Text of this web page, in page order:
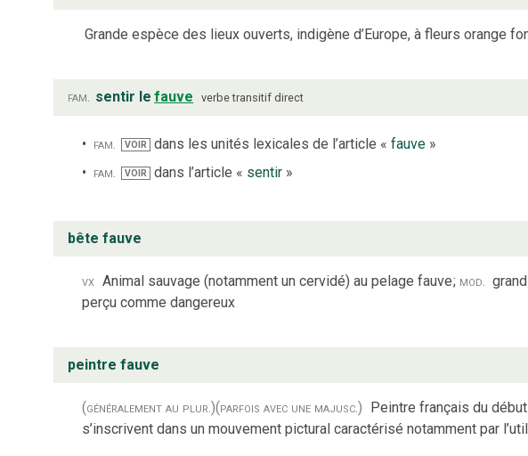
Grande espèce des lieux ouverts, indigène d’Europe, à fleurs orange
fam. sentir le fauve verbe transitif direct
fam. VOIR dans les unités lexicales de l’article « fauve»
fam.
VOIR dans l’article « sentir»
bête fauve
vx Animal sauvage (notamment un cervidé) au pelage fauve; mod.
perçu comme dangereux
peintre fauve
(généralement au plur.)(parfois avec une majusc.) Peintre français du
s’inscrivent dans un mouvement pictural caractérisé notamment par